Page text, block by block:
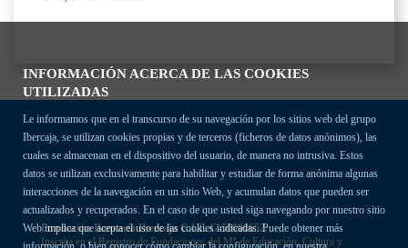
INFORMACIÓN ACERCA DE LAS COOKIES
UTILIZADAS
Le informamos que en el transcurso de su navegación por los sitios web del grupo
Ibercaja, se utilizan cookies propias y de terceros (ficheros de datos anónimos), las
cuales se almacenan en el dispositivo del usuario, de manera no intrusiva. Estos
datos se utilizan exclusivamente para habilitar y estudiar de forma anónima algunas
interacciones de la navegación en un sitio Web, y acumulan datos que pueden ser
actualizados y recuperados. En el caso de que usted siga navegando por nuestro sitio
Web implica que acepta el uso de las cookies indicadas. Puede obtener más
Fundación Bancaria Ibercaja C.I.F. G-50000652.
Inscrita en el Registro de Fundaciones del Mº de Educación, Cultura y